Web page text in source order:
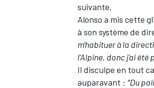
suivante.
Alonso a mis cette
à son système de
m'habituer à la
l'Alpine, donc j'ai été
Il disculpe en tout
auparavant : "Du